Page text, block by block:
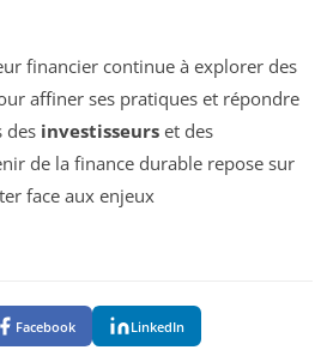
financier continue à explorer des
affiner ses pratiques et répondre
des investisseurs et des
de la finance durable repose sur
face aux enjeux
Facebook LinkedIn